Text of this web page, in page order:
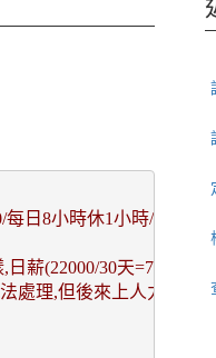
日8小時休1小時/月休6
薪(22000/30天=733.3,乘
處理,但後來上人力銀行